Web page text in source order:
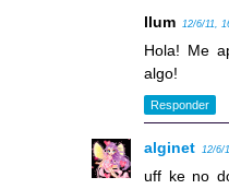
llum 12/6/11,
Hola! Me
algo!
Responder
alginet 12/6/
uff ke no